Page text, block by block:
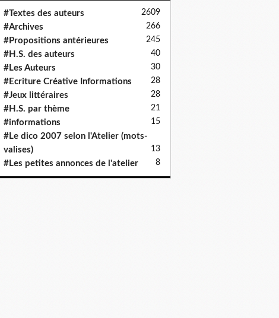
#Textes des auteurs 2609
#Archives 266
#Propositions antérieures 245
#H.S. des auteurs 40
#Les Auteurs 30
#Ecriture Créative Informations 28
#Jeux littéraires 28
#H.S. par thème 21
#informations 15
#Le dico 2007 selon l'Atelier (mots-
valises)
13
#Les petites annonces de l'atelier 8